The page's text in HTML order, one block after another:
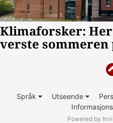
Språk Utseende
Powered by